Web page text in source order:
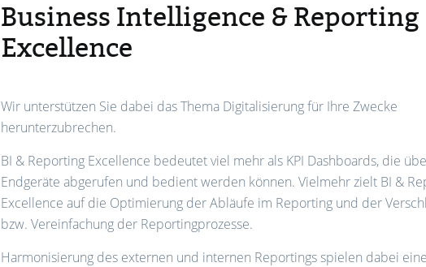
Business Intelligence & Reporting
Excellence
Wir unterstützen Sie dabei das Thema Digitalisierung für Ihre Zwecke
herunterzubrechen.
BI & Reporting Excellence bedeutet viel mehr als KPI Dashboards, die
Endgeräte abgerufen und bedient werden können. Vielmehr zielt BI &
Excellence auf die Optimierung der Abläufe im Reporting und der
bzw. Vereinfachung der Reportingprozesse.
Harmonisierung des externen und internen Reportings spielen dabei